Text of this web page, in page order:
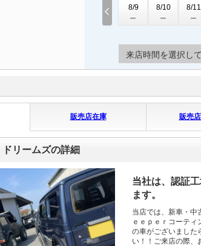
8/9 8/10 8/11
来店時間を選択し
販売店在庫 販売
リームズの詳細
当社は、認証
ます。
当店では、新車・中
ｅｅｐｅｒコーテ
の車がございました
い！！ご来店の際、